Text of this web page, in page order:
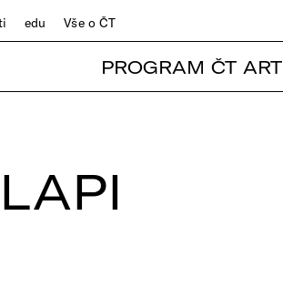
edu Vše o ČT
PROGRAM ČT ART